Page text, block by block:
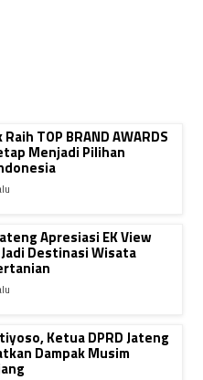
TOP BRAND AWARDS
Menjadi Pilihan
Apresiasi EK View
Destinasi Wisata
Ketua DPRD Jateng
Dampak Musim